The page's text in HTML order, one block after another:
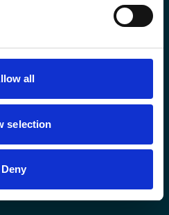
all
selection
Deny
toutes les personnes vivent